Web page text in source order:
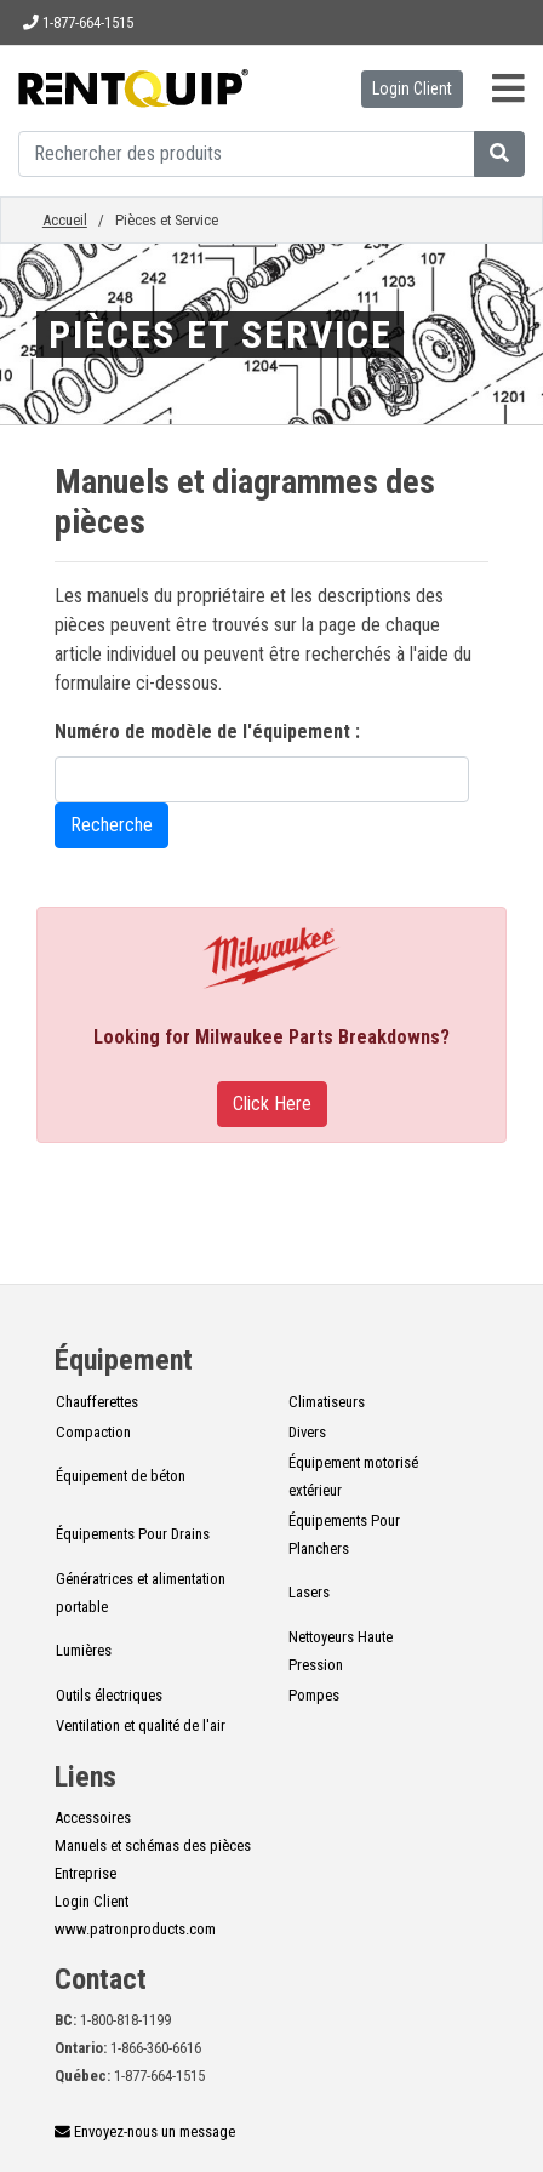
1-877-664-1515
ACCUEIL
ÉQUIPEMENT
ACCESSOIRES
PIÈCES
ENTREPRISE
CONTACT
English
Login Client
Accueil / Pièces et Service
PIÈCES ET SERVICE
Manuels et diagrammes des
pièces
Les manuels du propriétaire et les descriptions des
pièces peuvent être trouvés sur la page de chaque
article individuel ou peuvent être recherchés à l'aide du
formulaire ci-dessous.
Numéro de modèle de l'équipement :
Recherche
Looking for Milwaukee Parts Breakdowns?
Click Here
Équipement
Chaufferettes
Climatiseurs
Compaction
Divers
Équipement de béton
Équipement motorisé
extérieur
Équipements Pour Drains
Équipements Pour
Planchers
Génératrices et alimentation
portable
Lasers
Lumières
Nettoyeurs Haute
Pression
Outils électriques
Pompes
Ventilation et qualité de l'air
Liens
Accessoires
Manuels et schémas des pièces
Entreprise
Login Client
www.patronproducts.com
Contact
BC: 1-800-818-1199
Ontario: 1-866-360-6616
Québec: 1-877-664-1515
Envoyez-nous un message